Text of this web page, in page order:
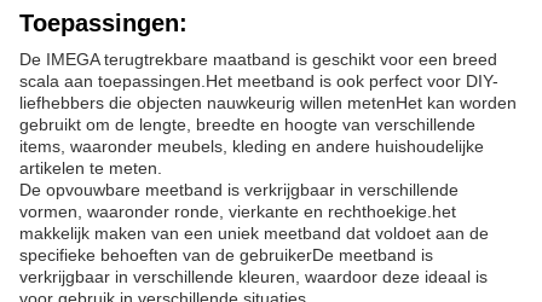
Toepassingen:
De IMEGA terugtrekbare maatband is geschikt voor een breed
scala aan toepassingen.Het meetband is ook perfect voor DIY-
liefhebbers die objecten nauwkeurig willen metenHet kan worden
gebruikt om de lengte, breedte en hoogte van verschillende
items, waaronder meubels, kleding en andere huishoudelijke
artikelen te meten.
De opvouwbare meetband is verkrijgbaar in verschillende
vormen, waaronder ronde, vierkante en rechthoekige.het
makkelijk maken van een uniek meetband dat voldoet aan de
specifieke behoeften van de gebruikerDe meetband is
verkrijgbaar in verschillende kleuren, waardoor deze ideaal is
voor gebruik in verschillende situaties.